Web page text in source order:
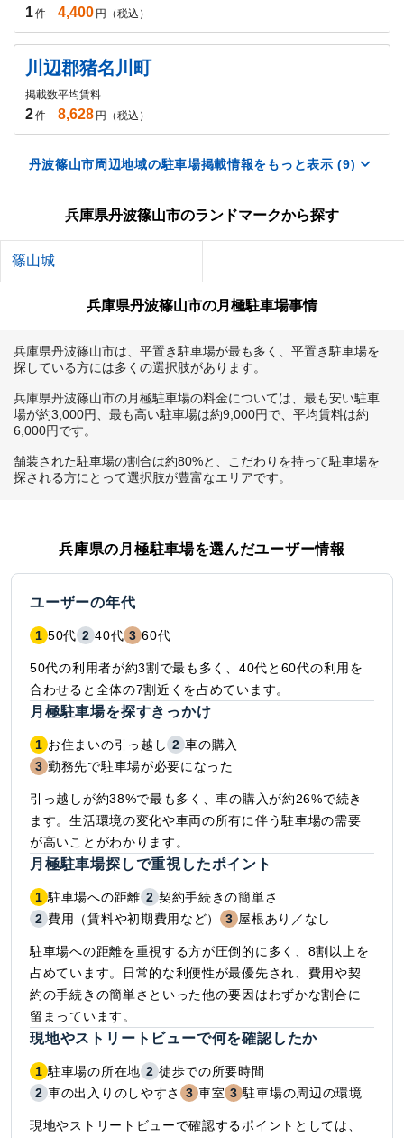
1件 4,400 円（税込）
川辺郡猪名川町
掲載数
2件
平均賃料
8,628 円（税込）
丹波篠山市周辺地域の駐車場掲載情報をもっと表示 (9)
兵庫県丹波篠山市のランドマークから探す
篠山城
兵庫県丹波篠山市の月極駐車場事情
兵庫県丹波篠山市は、平置き駐車場が最も多く、平置き駐車場を
探している方には多くの選択肢があります。
兵庫県丹波篠山市の月極駐車場の料金については、最も安い駐車
場が約3,000円、最も高い駐車場は約9,000円で、平均賃料は約
6,000円です。
舗装された駐車場の割合は約80%と、こだわりを持って駐車場を
探される方にとって選択肢が豊富なエリアです。
兵庫県の月極駐車場を選んだユーザー情報
ユーザーの年代
1 50代 2 40代 3 60代
50代の利用者が約3割で最も多く、40代と60代の利用を
合わせると全体の7割近くを占めています。
月極駐車場を探すきっかけ
1 お住まいの引っ越し 2 車の購入
3 勤務先で駐車場が必要になった
引っ越しが約38%で最も多く、車の購入が約26%で続き
ます。生活環境の変化や車両の所有に伴う駐車場の需要
が高いことがわかります。
月極駐車場探しで重視したポイント
1 駐車場への距離 2 契約手続きの簡単さ
2 費用（賃料や初期費用など） 3 屋根あり／なし
駐車場への距離を重視する方が圧倒的に多く、8割以上を
占めています。日常的な利便性が最優先され、費用や契
約の手続きの簡単さといった他の要因はわずかな割合に
留まっています。
現地やストリートビューで何を確認したか
1 駐車場の所在地 2 徒歩での所要時間
2 車の出入りのしやすさ 3 車室 3 駐車場の周辺の環境
現地やストリートビューで確認するポイントとしては、